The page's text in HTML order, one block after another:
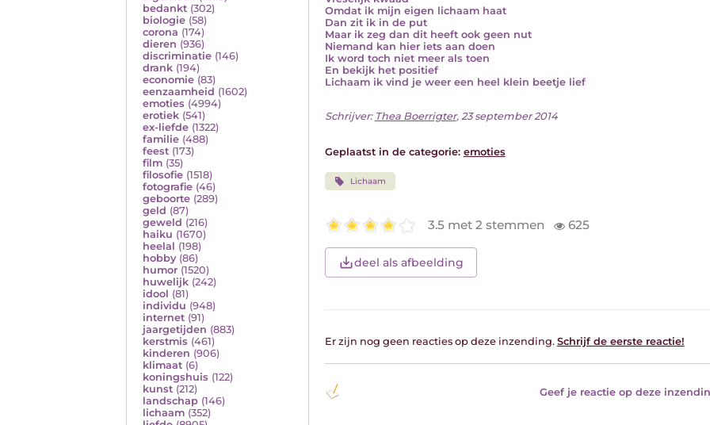
bedankt (302)
biologie (58)
corona (174)
dieren (936)
discriminatie (146)
drank (194)
economie (83)
eenzaamheid (1602)
emoties (4994)
erotiek (541)
ex-liefde (1322)
familie (488)
feest (173)
film (35)
filosofie (1518)
fotografie (46)
geboorte (289)
geld (87)
geweld (216)
haiku (1670)
heelal (198)
hobby (86)
humor (1520)
huwelijk (242)
idool (81)
individu (948)
internet (91)
jaargetijden (883)
kerstmis (461)
kinderen (906)
klimaat (6)
koningshuis (122)
kunst (212)
landschap (146)
lichaam (352)
Omdat ik mijn eigen lichaam haat
Dan zit ik in de put
Maar ik zeg dan dit heeft ook geen nut
Niemand kan hier iets aan doen
Ik word toch niet meer als toen
En bekijk het positief
Lichaam ik vind je weer een heel klein beetje lief
Schrijver: Thea Boerrigter, 23 september 2014
Geplaatst in de categorie: emoties
Lichaam
3.5 met 2 stemmen 625
deel als afbeelding
Er zijn nog geen reacties op deze inzending. Schrijf de eerste reactie!
Geef je reactie op deze